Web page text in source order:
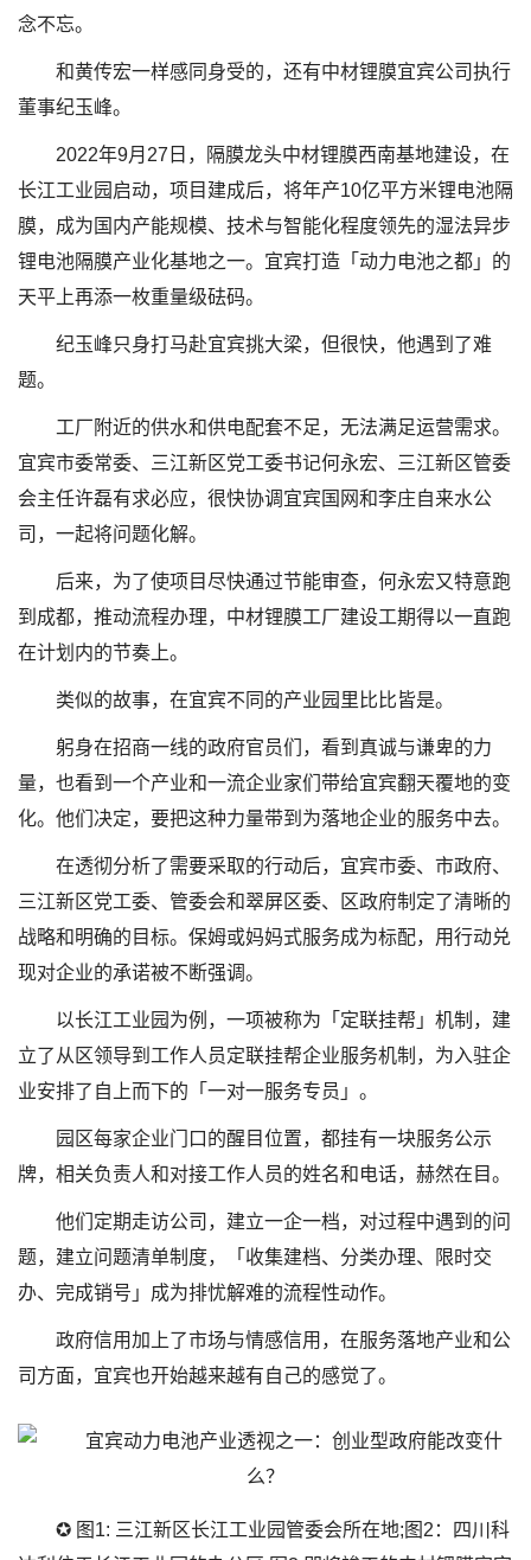
念不忘。
和黄传宏一样感同身受的，还有中材锂膜宜宾公司执行
董事纪玉峰。
2022年9月27日，隔膜龙头中材锂膜西南基地建设，在
长江工业园启动，项目建成后，将年产10亿平方米锂电池隔
膜，成为国内产能规模、技术与智能化程度领先的湿法异步
锂电池隔膜产业化基地之一。宜宾打造「动力电池之都」的
天平上再添一枚重量级砝码。
纪玉峰只身打马赴宜宾挑大梁，但很快，他遇到了难
题。
工厂附近的供水和供电配套不足，无法满足运营需求。
宜宾市委常委、三江新区党工委书记何永宏、三江新区管委
会主任许磊有求必应，很快协调宜宾国网和李庄自来水公
司，一起将问题化解。
后来，为了使项目尽快通过节能审查，何永宏又特意跑
到成都，推动流程办理，中材锂膜工厂建设工期得以一直跑
在计划内的节奏上。
类似的故事，在宜宾不同的产业园里比比皆是。
躬身在招商一线的政府官员们，看到真诚与谦卑的力
量，也看到一个产业和一流企业家们带给宜宾翻天覆地的变
化。他们决定，要把这种力量带到为落地企业的服务中去。
在透彻分析了需要采取的行动后，宜宾市委、市政府、
三江新区党工委、管委会和翠屏区委、区政府制定了清晰的
战略和明确的目标。保姆或妈妈式服务成为标配，用行动兑
现对企业的承诺被不断强调。
以长江工业园为例，一项被称为「定联挂帮」机制，建
立了从区领导到工作人员定联挂帮企业服务机制，为入驻企
业安排了自上而下的「一对一服务专员」。
园区每家企业门口的醒目位置，都挂有一块服务公示
牌，相关负责人和对接工作人员的姓名和电话，赫然在目。
他们定期走访公司，建立一企一档，对过程中遇到的问
题，建立问题清单制度，「收集建档、分类办理、限时交
办、完成销号」成为排忧解难的流程性动作。
政府信用加上了市场与情感信用，在服务落地产业和公
司方面，宜宾也开始越来越有自己的感觉了。
✪ 图1: 三江新区长江工业园管委会所在地;图2：四川科